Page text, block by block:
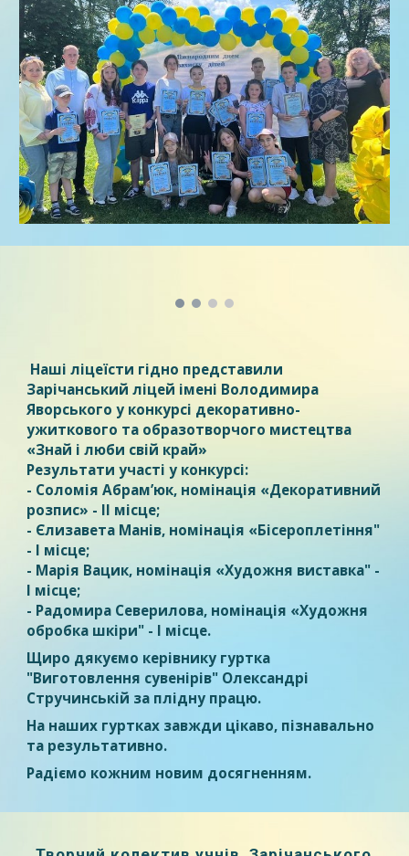
Наші ліцеїсти гідно представили
Зарічанський ліцей імені Володимира
Яворського у конкурсі декоративно-
ужиткового та образотворчого мистецтва
«Знай і люби свій край»
Результати участі у конкурсі:
- Соломія Абрам’юк, номінація «Декоративний
розпис» - ІІ місце;
- Єлизавета Манів, номінація «Бісероплетіння"
- I місце;
- Марія Вацик, номінація «Художня виставка" -
I місце;
- Радомира Северилова, номінація «Художня
обробка шкіри" - І місце.
Щиро дякуємо керівнику гуртка
"Виготовлення сувенірів" Олександрі
Стручинській за плідну працю.
На наших гуртках завжди цікаво, пізнавально
та результативно.
Радіємо кожним новим досягненням.